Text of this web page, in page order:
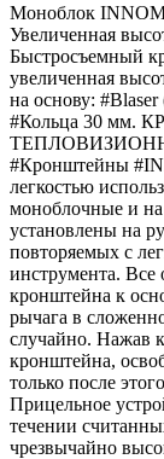
Моноблок
Увеличенная
Быстросъемный
увеличенная
на основу:
#Кольца 30
#Кронштейны
легкостью
моноблочные и
установлены на
повторяемых с
инструмента. Все
кронштейна к
рычага в
случайно. Нажав
кронштейна,
только после
Прицельное
течении
чрезвычайно